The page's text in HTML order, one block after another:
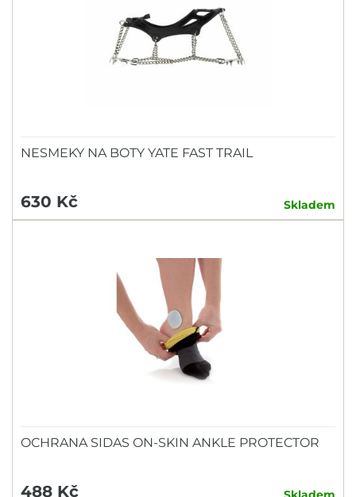
NESMEKY NA BOTY YATE FAST TRAIL
630 Kč Skladem
OCHRANA SIDAS ON-SKIN ANKLE PROTECTOR
488 Kč